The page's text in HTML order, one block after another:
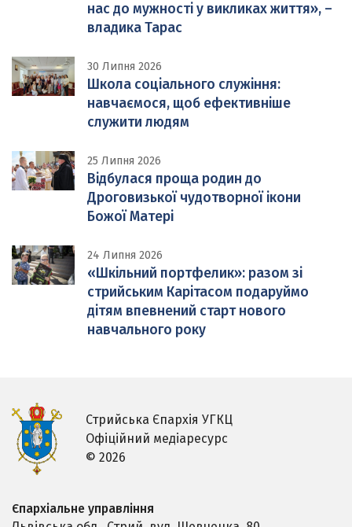
нас до мужності у викликах життя», –
владика Тарас
30 Липня 2026
Школа соціального служіння:
навчаємося, щоб ефективніше
служити людям
25 Липня 2026
Відбулася проща родин до
Дроговизької чудотворної ікони
Божої Матері
24 Липня 2026
«Шкільний портфелик»: разом зі
стрийським Карітасом подаруймо
дітям впевнений старт нового
навчального року
Стрийська Єпархія УГКЦ
Офіційний медіаресурс
© 2026
Єпархіальне управління